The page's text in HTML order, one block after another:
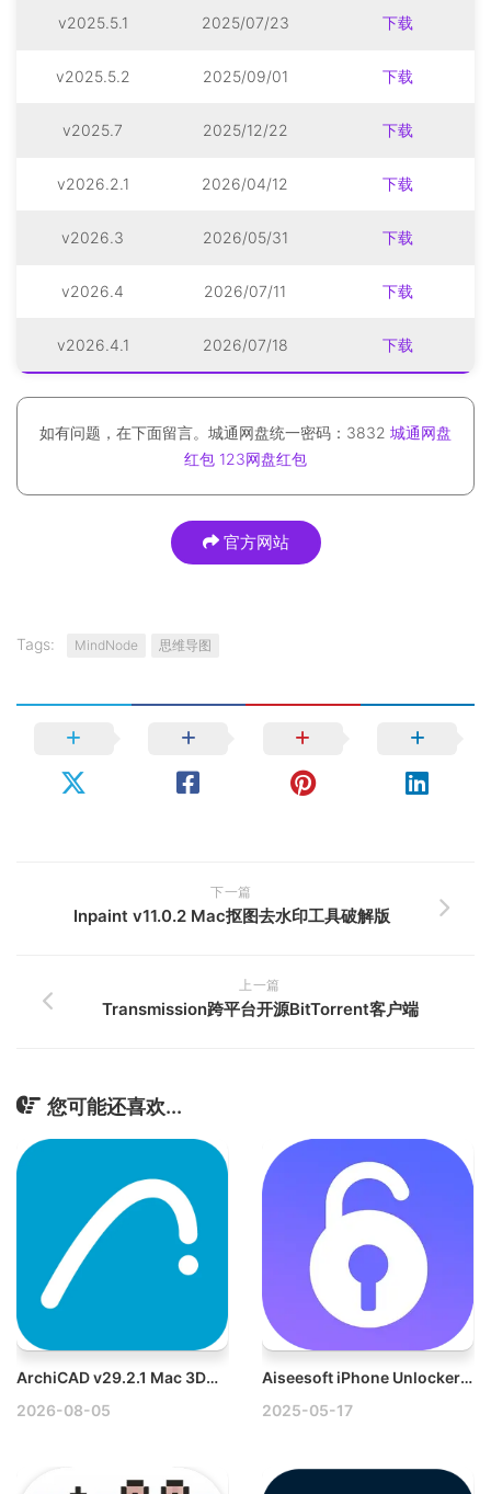
v2025.5.1 2025/07/23 下载
v2025.5.2 2025/09/01 下载
v2025.7 2025/12/22 下载
v2026.2.1 2026/04/12 下载
v2026.3 2026/05/31 下载
v2026.4 2026/07/11 下载
v2026.4.1 2026/07/18 下载
如有问题，在下面留言。城通网盘统一密码：3832 城通网盘
红包 123网盘红包
官方网站
Tags: MindNode 思维导图
下一篇
Inpaint v11.0.2 Mac抠图去水印工具破解版
上一篇
Transmission跨平台开源BitTorrent客户端
您可能还喜欢...
ArchiCAD v29.2.1 Mac 3D设计建筑模型工具破解版
2026-08-05
Aiseesoft iPhone Unlocker v2.0.80 Mac苹果设备解锁工具破解版
2025-05-17